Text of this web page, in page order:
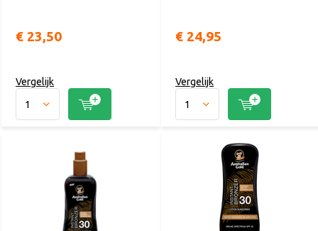
€ 23,50
Vergelijk
€ 24,95
Vergelijk